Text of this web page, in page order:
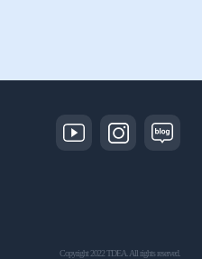
Copyright 2022 TDEA. All rights reserved.